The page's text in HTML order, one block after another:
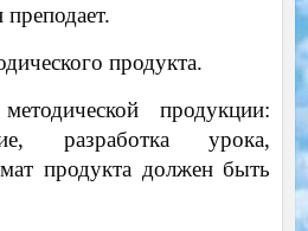
продукта.
продукции:
разработка урока,
продукта должен быть